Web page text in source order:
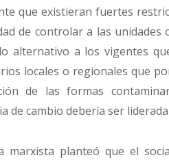
que existieran fuertes
de controlar a las
alternativo a los vigentes
locales o regionales que
de las formas
de cambio debería ser
marxista planteó que el